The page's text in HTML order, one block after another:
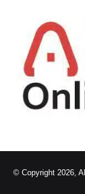
Lifestyle •
Restaurant•
Unternehmen
Kurzverweis
© Copyright 2026,